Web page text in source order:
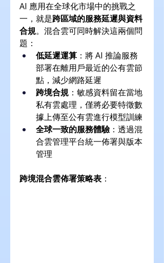
AI 應用在全球化市場中的挑戰之
一，就是跨區域的服務延遲與資料
合規。混合雲可同時解決這兩個問
題：
低延遲運算 ：將 AI 推論服務
部署在離用戶最近的公有雲節
點，減少網路延遲
跨境合規 ：敏感資料留在當地
私有雲處理，僅將必要特徵數
據上傳至公有雲進行模型訓練
全球一致的服務體驗：透過混
合雲管理平台統一佈署與版本
管理
跨境混合雲佈署策略表 ：